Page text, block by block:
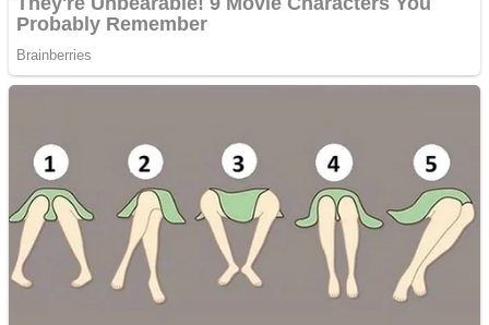
Sulawesi Barat
Sulawesi Tengah
Sulawesi Tenggara